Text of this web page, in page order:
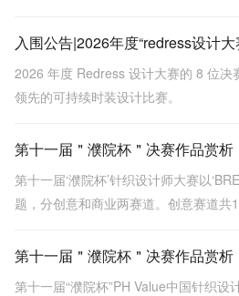
入围公告|2026年度“redress设计大
2026 年度 Redress 设计大赛的 8 位
领先的可持续时装设计比赛。
第十一届＂濮院杯＂决赛作品赏析
第十一届‘濮院杯’针织设计师大赛以
题，分创意和商业两赛道。创意赛道共
艺深度。
第十一届＂濮院杯＂决赛作品赏析
第十一届“濮院杯”PH Value中国针织设